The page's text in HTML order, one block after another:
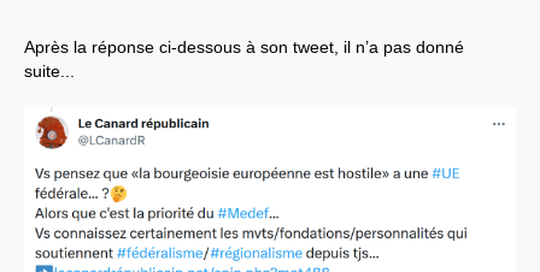
Après la réponse ci-dessous à son tweet, il n’a pas donné
suite...